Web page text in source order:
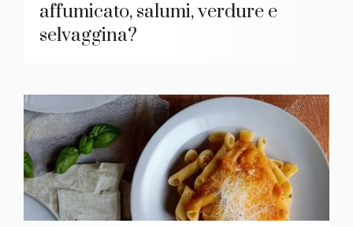
affumicato, salumi, verdure e
selvaggina?